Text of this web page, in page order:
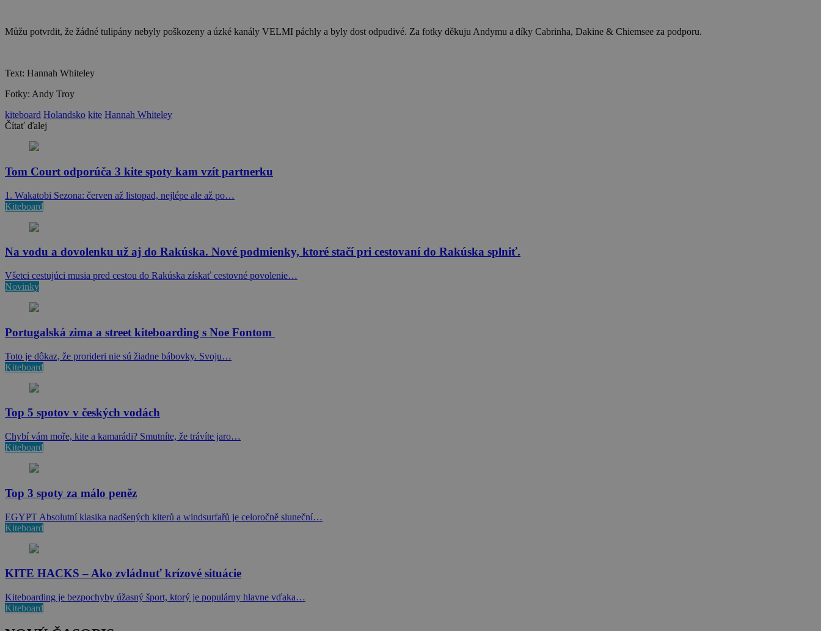
Můžu potvrdit, že žádné tulipány nebyly poškozeny a úzké kanály VELMI páchly a byly dost odpudivé. Za fotky děkuju Andymu a díky Cabrinha, Dakine & Chiemsee za podporu.
Text: Hannah Whiteley
Fotky: Andy Troy
kiteboard Holandsko kite Hannah Whiteley
Čítať ďalej
Tom Court odporúča 3 kite spoty kam vzít partnerku
1. Wakatobi Sezona: červen až listopad, nejlépe ale až po…
Kiteboard
Na vodu a dovolenku už aj do Rakúska. Nové podmienky, ktoré stačí pri cestovaní do Rakúska splniť.
Všetci cestujúci musia pred cestou do Rakúska získať cestovné povolenie…
Novinky
Portugalská zima a street kiteboarding s Noe Fontom
Toto je dôkaz, že prorideri nie sú žiadne bábovky. Svoju…
Kiteboard
Top 5 spotov v českých vodách
Chybí vám moře, kite a kamarádi? Smutníte, že trávíte jaro…
Kiteboard
Top 3 spoty za málo peněz
EGYPT Absolutní klasika nadšených kiterů a windsurfařů je celoročně sluneční…
Kiteboard
KITE HACKS – Ako zvládnuť krízové situácie
Kiteboarding je bezpochyby úžasný šport, ktorý je populárny hlavne vďaka…
Kiteboard